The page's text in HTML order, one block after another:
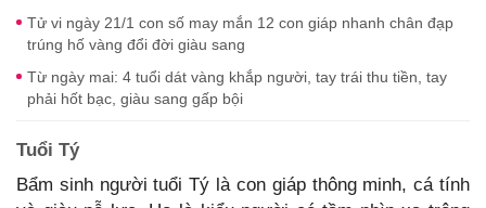
Tử vi ngày 21/1 con số may mắn 12 con giáp nhanh chân đạp
trúng hố vàng đổi đời giàu sang
Từ ngày mai: 4 tuổi dát vàng khắp người, tay trái thu tiền, tay
phải hốt bạc, giàu sang gấp bội
Tuổi Tý
Bẩm sinh người tuổi Tý là con giáp thông minh, cá tính